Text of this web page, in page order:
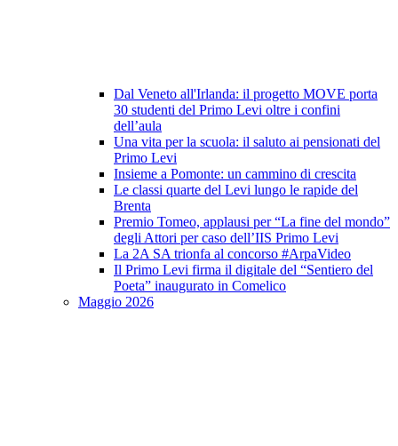
Dal Veneto all'Irlanda: il progetto MOVE porta
30 studenti del Primo Levi oltre i confini
dell’aula
Una vita per la scuola: il saluto ai pensionati del
Primo Levi
Insieme a Pomonte: un cammino di crescita
Le classi quarte del Levi lungo le rapide del
Brenta
Premio Tomeo, applausi per “La fine del mondo”
degli Attori per caso dell’IIS Primo Levi
La 2A SA trionfa al concorso #ArpaVideo
Il Primo Levi firma il digitale del “Sentiero del
Poeta” inaugurato in Comelico
Maggio 2026